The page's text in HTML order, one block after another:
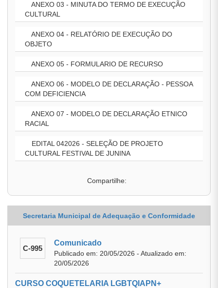
ANEXO 03 - MINUTA DO TERMO DE EXECUÇÃO
CULTURAL
ANEXO 04 - RELATÓRIO DE EXECUÇÃO DO
OBJETO
ANEXO 05 - FORMULARIO DE RECURSO
ANEXO 06 - MODELO DE DECLARAÇÃO - PESSOA
COM DEFICIENCIA
ANEXO 07 - MODELO DE DECLARAÇÃO ETNICO
RACIAL
EDITAL 042026 - SELEÇÃO DE PROJETO
CULTURAL FESTIVAL DE JUNINA
Compartilhe:
Secretaria Municipal de Adequação e Conformidade
C-995
Comunicado
Publicado em: 20/05/2026 - Atualizado em:
20/05/2026
CURSO COQUETELARIA LGBTQIAPN+